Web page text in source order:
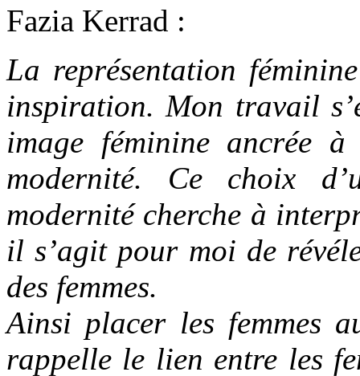
Fazia Kerrad :
La représentation
inspiration. Mon travail
image féminine ancrée
modernité. Ce choix
modernité cherche à
il s’agit pour moi de
des femmes.
Ainsi placer les femmes
rappelle le lien entre les